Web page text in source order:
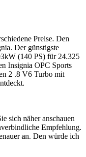
Preise. Den
Der günstigste
(140 PS) für 24.325
Insignia OPC Sports
2 .8 V6 Turbo mit
sich näher anschauen
Empfehlung.
an. Den würde ich